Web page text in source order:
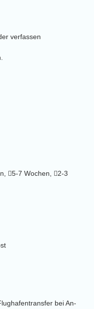
verfassen
5-7 Wochen,
2-3
bei An-